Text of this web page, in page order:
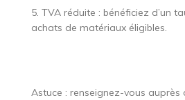
5. TVA réduite : bénéficiez d’un
achats de matériaux éligibles.
Astuce : renseignez-vous auprès